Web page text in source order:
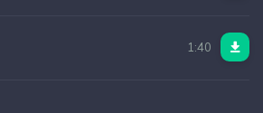
1:40